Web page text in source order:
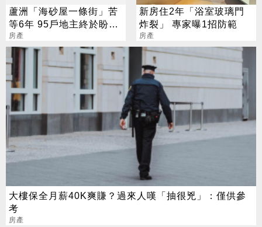
蘆洲「海砂屋一條街」苦
等6年 95戶地主終於盼到
都更
房產
新房住2年「浴室玻璃門
炸裂」 專家曝1招防範
房產
大樓保全月薪40K爽賺？過來人嘆「抽很兇」：僅供參
考
房產